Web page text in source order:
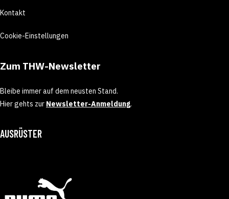
Kontakt
Cookie-Einstellungen
Zum THW-Newsletter
Bleibe immer auf dem neusten Stand.
Hier gehts zur Newsletter-Anmeldung.
AUSRÜSTER